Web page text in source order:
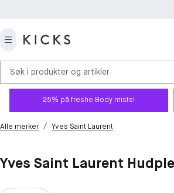
Søk i produkter og artikler
25% på freshe Body mists!
Alle merker / Yves Saint Laurent
Yves Saint Laurent